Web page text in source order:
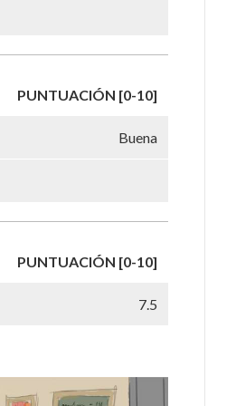
PUNTUACIÓN [0-10]
Buena
PUNTUACIÓN [0-10]
7.5